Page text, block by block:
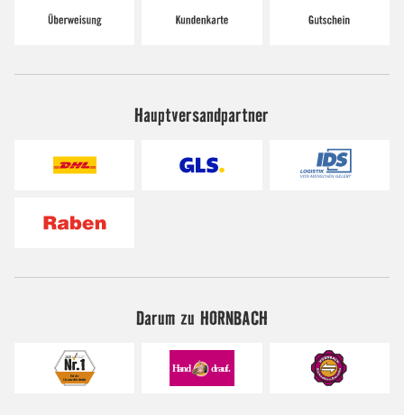
Hauptversandpartner
Darum zu HORNBACH